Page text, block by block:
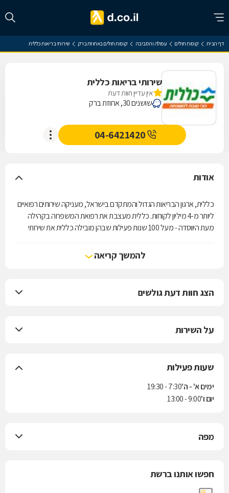
דף הבית קופות חולים עפולה והסביבה קופות חולים באחוזת ברק שירותי בריאות כללית
שירותי בריאות כללית
אין עדיין חוות דעת
שושנים 30, אחוזת ברק
04-6421420
אודות
כללית, ארגון הבריאות הגדול והמתקדם בישראל, מעניקה שירותים רפואיים
ליותר מ-4 מיליון לקוחות. כללית מעצבת את רפואת המשפחה בקהילה
מעת היווסדה - מעל 100 שנות פעילות שבהן מובילה כללית את שירותי
להמשך קריאה
הצג חוות דעת גולשים
על השירות
שעות פעילות
ימים א' - ה'7:30 - 19:30
יום ו'9:00 - 13:00
מפה
חפשו אותנו ברשת